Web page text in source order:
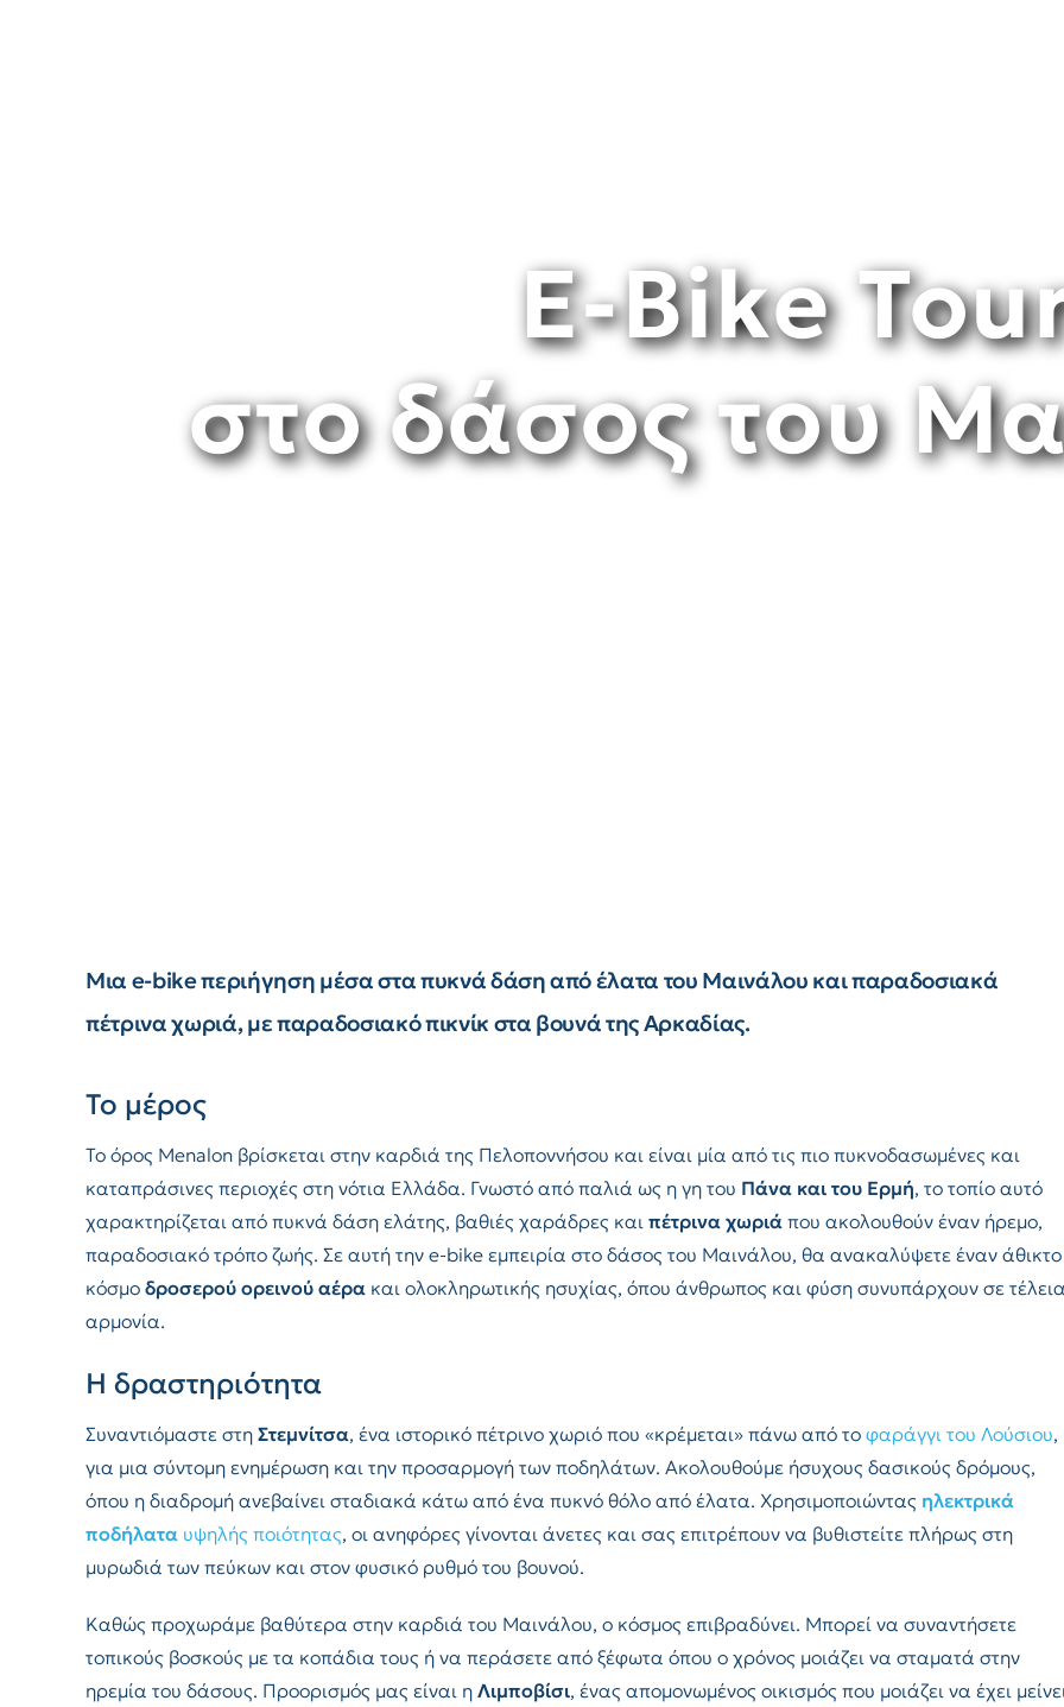
E-Βike
στο δάσος του
Μια e-bike περιήγηση μέσα στα πυκνά δάση από έλατα του Μαινάλου και παραδοσιακά
πέτρινα χωριά, με παραδοσιακό πικνίκ στα βουνά της Αρκαδίας.
Το μέρος
Το όρος Menalon βρίσκεται στην καρδιά της Πελοποννήσου και είναι μία από τις πιο πυκνοδασωμένες και
καταπράσινες περιοχές στη νότια Ελλάδα. Γνωστό από παλιά ως η γη του Πάνα και του Ερμή, το τοπίο αυτό
χαρακτηρίζεται από πυκνά δάση ελάτης, βαθιές χαράδρες και πέτρινα χωριάπου ακολουθούν έναν ήρεμο,
παραδοσιακό τρόπο ζωής. Σε αυτή την e-bike εμπειρία στο δάσος του Μαινάλου, θα ανακαλύψετε έναν άθικτο
κόσμο δροσερού ορεινού αέρακαι ολοκληρωτικής ησυχίας, όπου άνθρωπος και φύση συνυπάρχουν σε
αρμονία.
Η δραστηριότητα
Συναντιόμαστε στη Στεμνίτσα, ένα ιστορικό πέτρινο χωριό που «κρέμεται» πάνω από το φαράγγι του Λούσιου,
για μια σύντομη ενημέρωση και την προσαρμογή των ποδηλάτων. Ακολουθούμε ήσυχους δασικούς δρόμους,
όπου η διαδρομή ανεβαίνει σταδιακά κάτω από ένα πυκνό θόλο από έλατα. Χρησιμοποιώντας ηλεκτρικά
ποδήλαταυψηλής ποιότητας, οι ανηφόρες γίνονται άνετες και σας επιτρέπουν να βυθιστείτε πλήρως στη
μυρωδιά των πεύκων και στον φυσικό ρυθμό του βουνού.
Καθώς προχωράμε βαθύτερα στην καρδιά του Μαινάλου, ο κόσμος επιβραδύνει. Μπορεί να συναντήσετε
τοπικούς βοσκούς με τα κοπάδια τους ή να περάσετε από ξέφωτα όπου ο χρόνος μοιάζει να σταματά στην
ηρεμία του δάσους. Προορισμός μας είναι η Λιμποβίσι, ένας απομονωμένος οικισμός που μοιάζει να έχει